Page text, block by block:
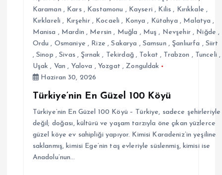
Karaman , Kars, Kastamonu , Kayseri , Kilis , Kırıkkale ,
Kırklareli , Kırşehir, Kocaeli , Konya , Kütahya , Malatya ,
Manisa , Mardin , Mersin , Muğla , Muş , Nevşehir, Niğde ,
Ordu , Osmaniye , Rize ,Sakarya , Samsun , Şanlıurfa , Siirt
,Sinop ,Sivas, Şırnak , Tekirdağ, Tokat , Trabzon , Tunceli ,
Uşak , Van , Yalova , Yozgat ,Zonguldak
Haziran 30, 2026
Türkiye’nin En Güzel 100 Köyü
Türkiye’nin En Güzel 100 Köyü – Türkiye, sadece şehirleriyle
değil; doğası, kültürü ve yaşam tarzıyla öne çıkan yüzlerce
güzel köye ev sahipliği yapıyor. Kimisi Karadeniz’in yeşiline
saklanmış, kimisi Ege’nin taş evleriyle süslenmiş, kimisi ise
Anadolu’nun…